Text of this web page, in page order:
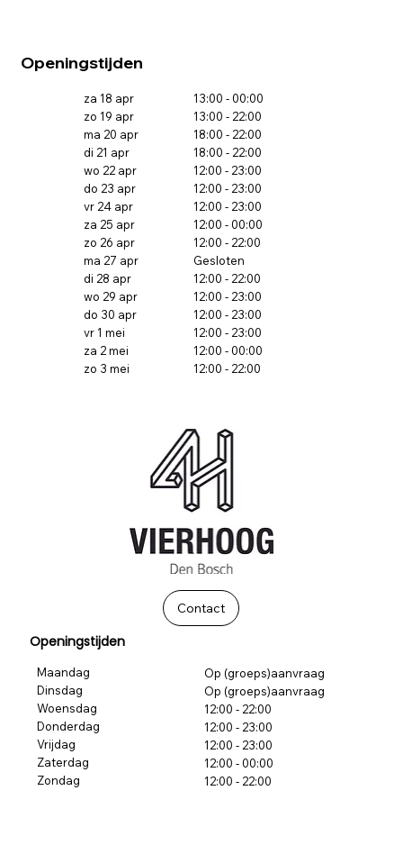
Openingstijden
za 18 apr
zo 19 apr
ma 20 apr
di 21 apr
wo 22 apr
do 23 apr
vr 24 apr
za 25 apr
zo 26 apr
ma 27 apr
di 28 apr
wo 29 apr
do 30 apr
vr 1 mei
za 2 mei
zo 3 mei
13:00 - 00:00
13:00 - 22:00
18:00 - 22:00
18:00 - 22:00
12:00 - 23:00
12:00 - 23:00
12:00 - 23:00
12:00 - 00:00
12:00 - 22:00
Gesloten
12:00 - 22:00
12:00 - 23:00
12:00 - 23:00
12:00 - 23:00
12:00 - 00:00
12:00 - 22:00
Openingstijden
Maandag
Dinsdag
Woensdag
Donderdag
Vrijdag
Zaterdag
Zondag
Op (groeps)aanvraag
Op (groeps)aanvraag
12:00 - 22:00
12:00 - 23:00
12:00 - 23:00
12:00 - 00:00
12:00 - 22:00
Contact